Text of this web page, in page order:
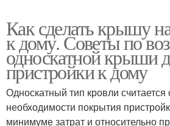
Как сделать крышу
к дому. Советы по
односкатной крыши
пристройки к дому
Односкатный тип кровли
необходимости покрытия
минимуме затрат и относительно